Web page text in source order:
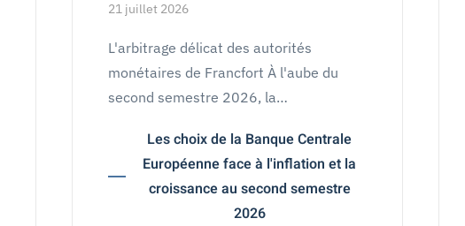
21 juillet 2026
L'arbitrage délicat des autorités
monétaires de Francfort À l'aube du
second semestre 2026, la…
Les choix de la Banque Centrale
Européenne face à l'inflation et la
croissance au second semestre
2026